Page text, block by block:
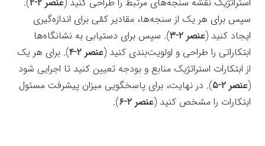
سپس برای هر یک از سنجه‌ها، مقادیر کمّی برای اندازه‌گیری
ایجاد کنید (عنصر ۲-۳
). سپس برای دستیابی به نشانگاه‌ها
ابتکاراتی را طراحی و اولویت‌بندی کنید (عنصر ۲-۴
). برای هر یک
از ابتکارات استراتژيک منابع و بودجه تعیین کنید تا اجرایی شود
(عنصر ۲-۵
). در نهایت، برای پاسخگویی میزان پیشرفت مسئول
ابتکارات را مشخص کنید (عنصر ۲-۶ ).